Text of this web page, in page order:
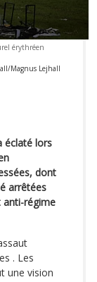
érythréen
Magnus Lejhall
éclaté lors
dont
arrêtées
régime
. Les
une vision